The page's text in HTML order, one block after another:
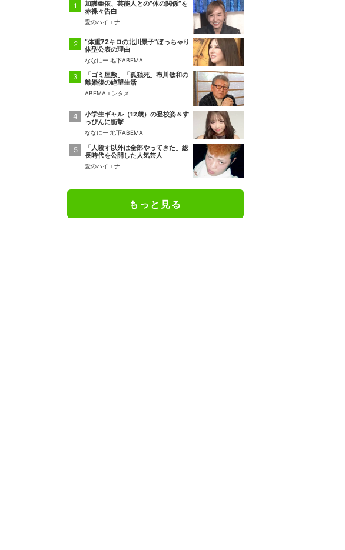
加護亜依、芸能人との“体の関係”を
赤裸々告白
愛のハイエナ
“体重72キロの北川景子”ぽっちゃり
体型公表の理由
ななにー 地下ABEMA
「ゴミ屋敷」「孤独死」布川敏和の
離婚後の絶望生活
ABEMAエンタメ
小学生ギャル（12歳）の登校姿＆す
っぴんに衝撃
ななにー 地下ABEMA
「人殺す以外は全部やってきた」総
長時代を公開した人気芸人
愛のハイエナ
もっと見る